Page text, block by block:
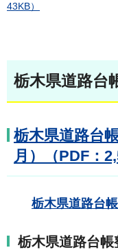
43KB）
栃木県道路台
栃木県道路台
月）（PDF：
栃木県道路台
栃木県道路台